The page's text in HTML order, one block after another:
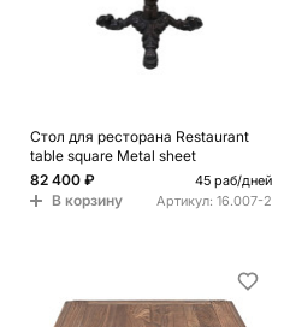
Стол для ресторана Restaurant
table square Metal sheet
82 400 ₽
45 раб/дней
В корзину Артикул: 16.007-2